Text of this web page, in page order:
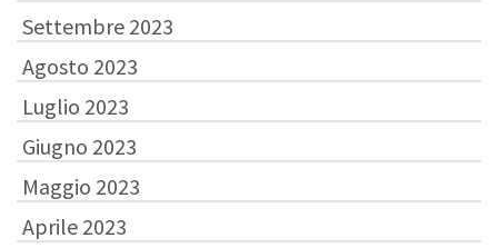
Settembre 2023
Agosto 2023
Luglio 2023
Giugno 2023
Maggio 2023
Aprile 2023